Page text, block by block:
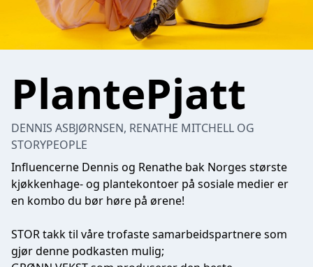
PlantePjatt
DENNIS ASBJØRNSEN, RENATHE MITCHELL OG
STORYPEOPLE
Influencerne Dennis og Renathe bak Norges største
kjøkkenhage- og plantekontoer på sosiale medier er
en kombo du bør høre på ørene!
STOR takk til våre trofaste samarbeidspartnere som
gjør denne podkasten mulig;